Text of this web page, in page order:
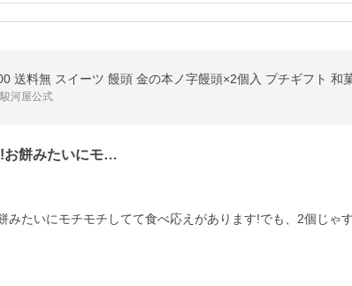
送料無 スイーツ 饅頭 金の本ノ字饅頭×2個入 プチギフト
河屋公式
お餅みたいにモ…
みたいにモチモチしてて食べ応えがあります!でも、2個じゃ